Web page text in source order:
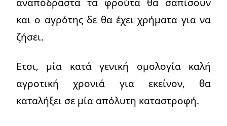
και ο αγρότης δε θα έχει χρήματα για να
ζήσει.
Ετσι, μία κατά γενική ομολογία καλή
αγροτική χρονιά για εκείνον, θα
καταλήξει σε μία απόλυτη καταστροφή.